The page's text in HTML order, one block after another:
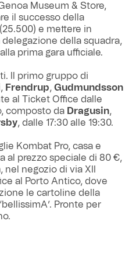
Museum & Store,
il successo della
e mettere in
della squadra,
prima gara ufficiale.
Il primo gruppo di
, Frendrup, Gudmundsson
al Ticket Office dalle
composto da Dragusin,
, dalle 17:30 alle 19:30.
Kombat Pro, casa e
al prezzo speciale di 80 €,
negozio di via XII
al Porto Antico, dove
le cartoline della
Pronte per